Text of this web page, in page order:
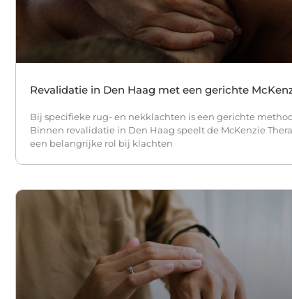
Revalidatie in Den Haag met een gerichte
Bij specifieke rug- en nekklachten is een gerichte
Binnen revalidatie in Den Haag speelt de McKenzie
een belangrijke rol bij klachten